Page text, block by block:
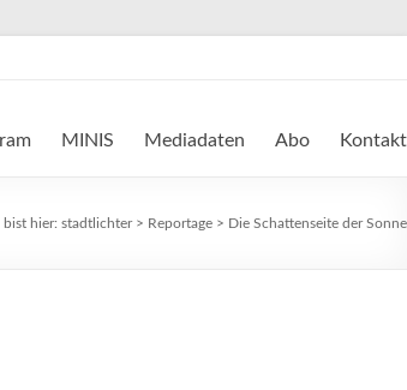
MINIS Mediadaten Abo Kontakt
bist hier: stadtlichter> Reportage > Die Schattenseite der Sonne